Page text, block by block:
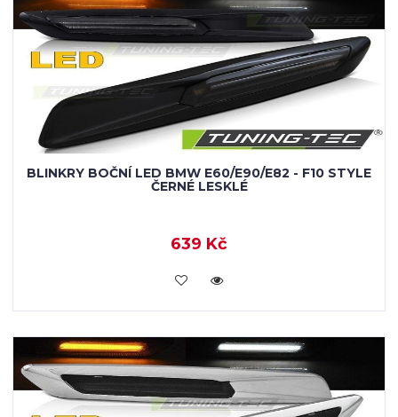
BLINKRY BOČNÍ LED BMW E60/E90/E82 - F10 STYLE
ČERNÉ LESKLÉ
639 Kč
KOUPIT